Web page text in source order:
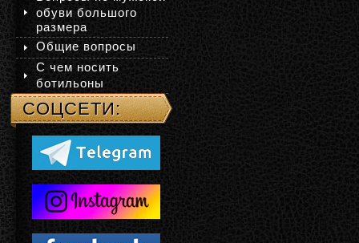
обуви большого
размера
Общие вопросы
С чем носить
ботильоны
СОЦСЕТИ: